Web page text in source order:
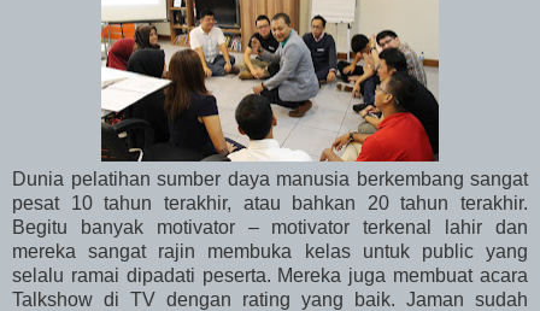
Dunia pelatihan sumber daya manusia berkembang sangat
pesat 10 tahun terakhir, atau bahkan 20 tahun terakhir.
Begitu banyak motivator – motivator terkenal lahir dan
mereka sangat rajin membuka kelas untuk public yang
selalu ramai dipadati peserta. Mereka juga membuat acara
Talkshow di TV dengan rating yang baik. Jaman sudah